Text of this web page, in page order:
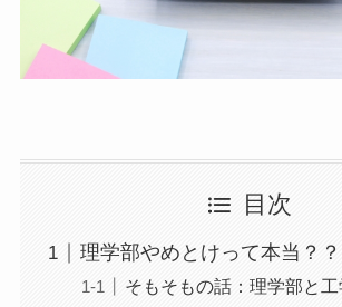
目次
理学部やめとけって本当？？
そもそもの話：理学部と